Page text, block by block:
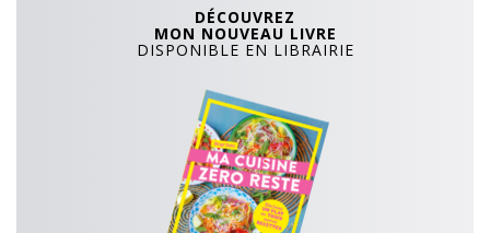
DÉCOUVREZ
MON NOUVEAU LIVRE
DISPONIBLE EN LIBRAIRIE